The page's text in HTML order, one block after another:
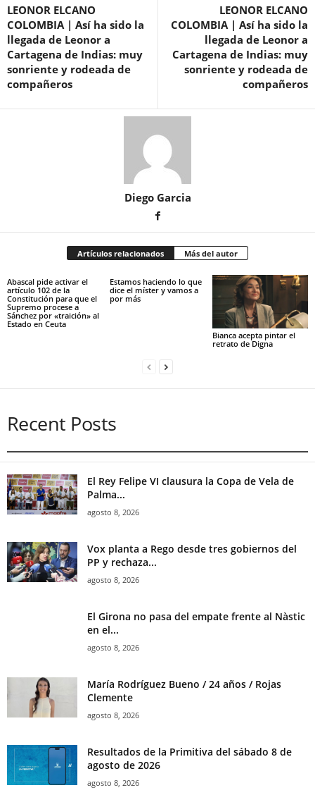
LEONOR ELCANO
COLOMBIA | Así ha sido la
llegada de Leonor a
Cartagena de Indias: muy
sonriente y rodeada de
compañeros
LEONOR ELCANO
COLOMBIA | Así ha sido la
llegada de Leonor a
Cartagena de Indias: muy
sonriente y rodeada de
compañeros
Diego Garcia
Artículos relacionados Más del autor
Abascal pide activar el
artículo 102 de la
Constitución para que el
Supremo procese a
Sánchez por «traición» al
Estado en Ceuta
Estamos haciendo lo que
dice el míster y vamos a
por más
Bianca acepta pintar el
retrato de Digna
Recent Posts
El Rey Felipe VI clausura la Copa de Vela de
Palma...
agosto 8, 2026
Vox planta a Rego desde tres gobiernos del
PP y rechaza...
agosto 8, 2026
El Girona no pasa del empate frente al Nàstic
en el...
agosto 8, 2026
María Rodríguez Bueno / 24 años / Rojas
Clemente
agosto 8, 2026
Resultados de la Primitiva del sábado 8 de
agosto de 2026
agosto 8, 2026